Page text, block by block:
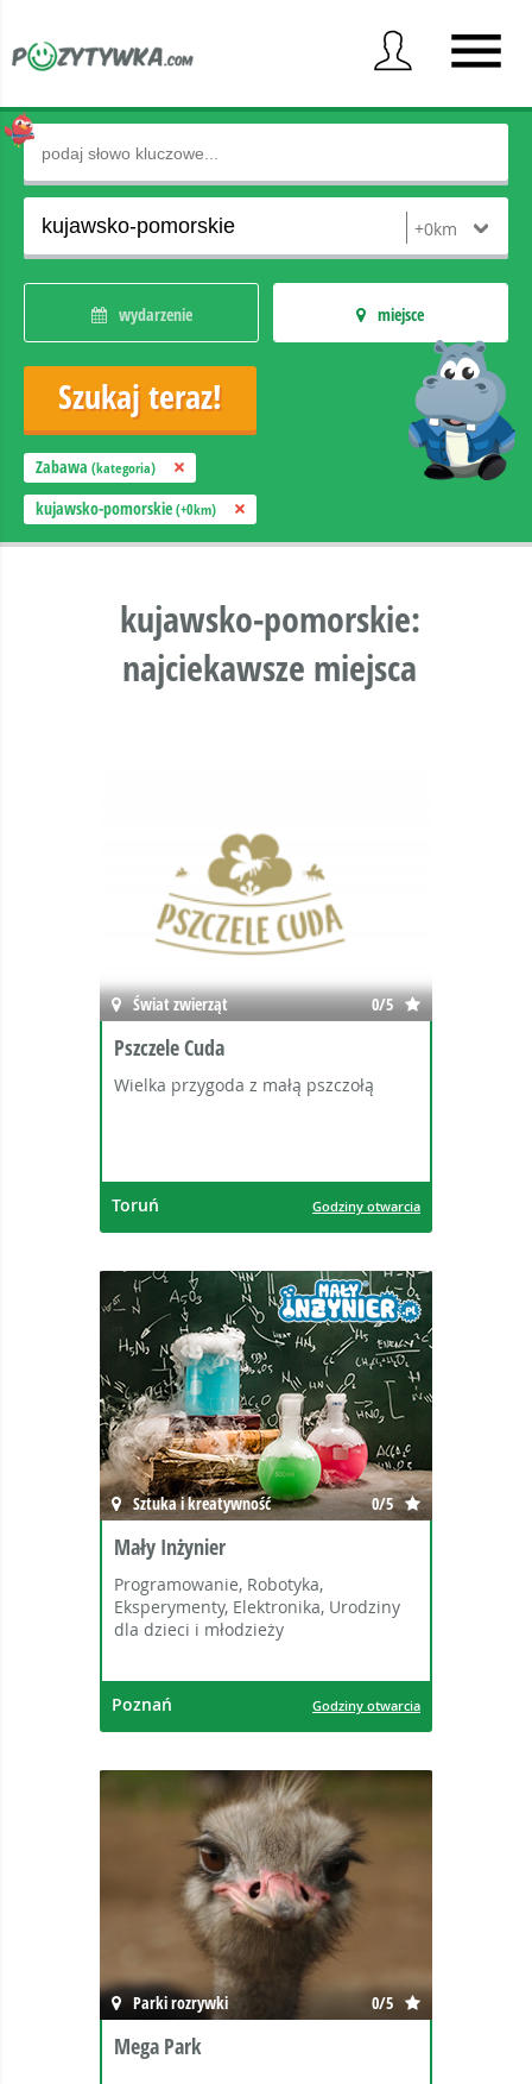
wydarzenie miejsce
Zabawa (kategoria)
kujawsko-pomorskie (+0km)
kujawsko-pomorskie:
najciekawsze miejsca
Świat zwierząt 0/5
Pszczele Cuda
Wielka przygoda z małą pszczołą
Toruń Godziny otwarcia
Sztuka i kreatywność 0/5
Mały Inżynier
Programowanie, Robotyka,
Eksperymenty, Elektronika, Urodziny
dla dzieci i młodzieży
Poznań Godziny otwarcia
Parki rozrywki 0/5
Mega Park